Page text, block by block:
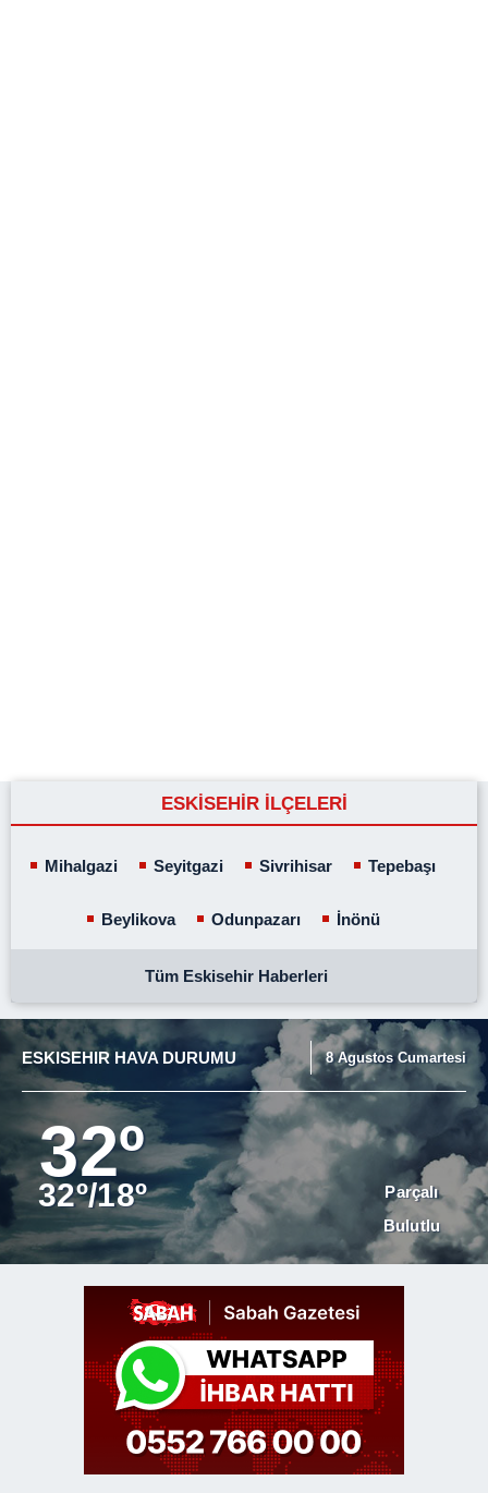
ESKİSEHİR İLÇELERİ
Mihalgazi Seyitgazi Sivrihisar Tepebaşı
Beylikova Odunpazarı İnönü
Tüm Eskisehir Haberleri
ESKISEHIR HAVA DURUMU 8 Agustos Cumartesi
32º
32º/18º
Parçalı
Bulutlu